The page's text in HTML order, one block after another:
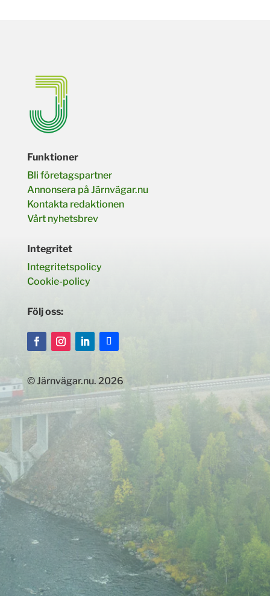
Funktioner
Bli företagspartner
Annonsera på Järnvägar.nu
Kontakta redaktionen
Vårt nyhetsbrev
Integritet
Integritetspolicy
Cookie-policy
Följ oss:
© Järnvägar.nu. 2026